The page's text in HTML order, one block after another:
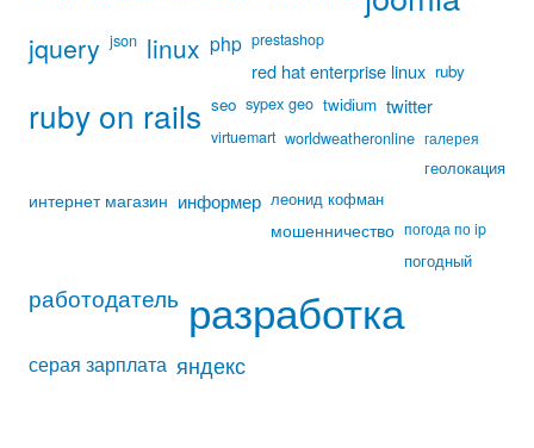
jquery json linux php prestashop
red hat enterprise linux ruby
ruby on rails seo sypex geo twidium twitter
virtuemart worldweatheronline галерея
геолокация
интернет магазин информер леонид кофман
мошенничество погода по ip
погодный
работодатель разработка
серая зарплата яндекс